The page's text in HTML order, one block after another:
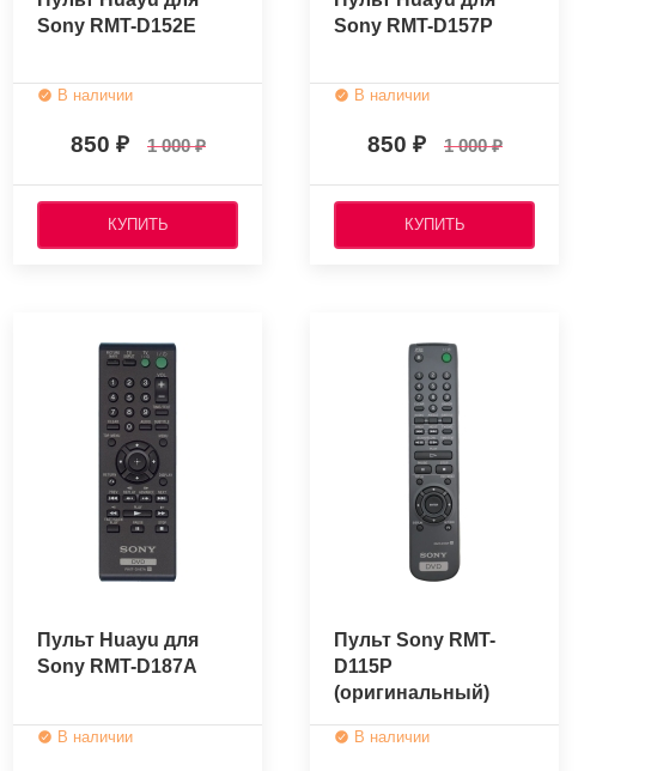
Sony RMT-D152E
В наличии
850 1 000
КУПИТЬ
Sony RMT-D157P
В наличии
850 1 000
КУПИТЬ
Пульт Huayu для
Sony RMT-D187A
В наличии
Пульт Sony RMT-
D115P
(оригинальный)
В наличии